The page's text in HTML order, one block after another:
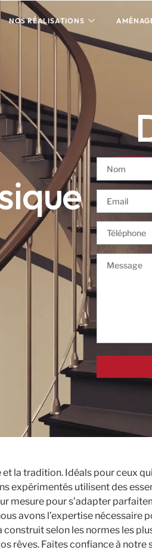
NOS RÉALISATIONS
la tradition. Idéals pour ceux
expérimentés utilisent des
mesure pour s’adapter
avons l’expertise nécessaire
selon les normes les
rêves. Faites confiance à